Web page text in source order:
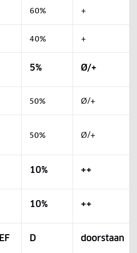
60% +
40% +
5% Ø/+
50% Ø/+
50% Ø/+
10% ++
10% ++
D doorstaan